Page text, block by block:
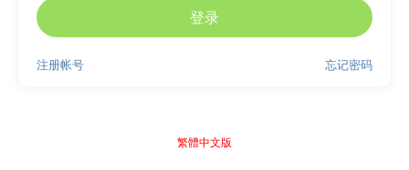
登录
忘记密码
注册帐号
繁體中文版